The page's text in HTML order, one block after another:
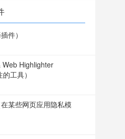
件）
Highlighter
工具）
某些网页应用隐私模